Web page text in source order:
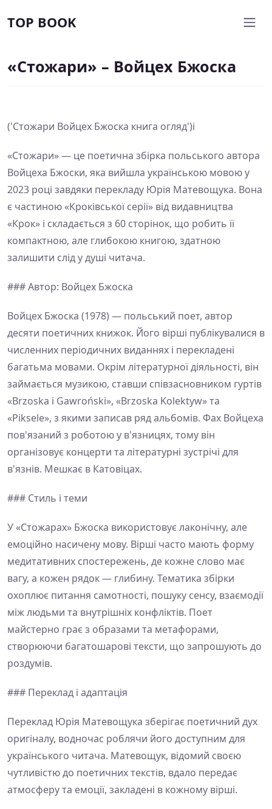
TOP BOOK
«Стожари» – Войцех Бжоска
('Стожари Войцех Бжоска книга огляд')i
«Стожари» — це поетична збірка польського автора
Войцеха Бжоски, яка вийшла українською мовою у
2023 році завдяки перекладу Юрія Матевощука. Вона
є частиною «Кроківської серії» від видавництва
«Крок» і складається з 60 сторінок, що робить її
компактною, але глибокою книгою, здатною
залишити слід у душі читача.
### Автор: Войцех Бжоска
Войцех Бжоска (1978) — польський поет, автор
десяти поетичних книжок. Його вірші публікувалися в
численних періодичних виданнях і перекладені
багатьма мовами. Окрім літературної діяльності, він
займається музикою, ставши співзасновником гуртів
«Brzoska i Gawroński», «Brzoska Kolektyw» та
«Piksele», з якими записав ряд альбомів. Фах Войцеха
пов'язаний з роботою у в'язницях, тому він
організовує концерти та літературні зустрічі для
в'язнів. Мешкає в Катовіцах.
### Стиль і теми
У «Стожарах» Бжоска використовує лаконічну, але
емоційно насичену мову. Вірші часто мають форму
медитативних спостережень, де кожне слово має
вагу, а кожен рядок — глибину. Тематика збірки
охоплює питання самотності, пошуку сенсу, взаємодії
між людьми та внутрішніх конфліктів. Поет
майстерно грає з образами та метафорами,
створюючи багатошарові тексти, що запрошують до
роздумів.
### Переклад і адаптація
Переклад Юрія Матевощука зберігає поетичний дух
оригіналу, водночас роблячи його доступним для
українського читача. Матевощук, відомий своєю
чутливістю до поетичних текстів, вдало передає
атмосферу та емоції, закладені в кожному вірші.